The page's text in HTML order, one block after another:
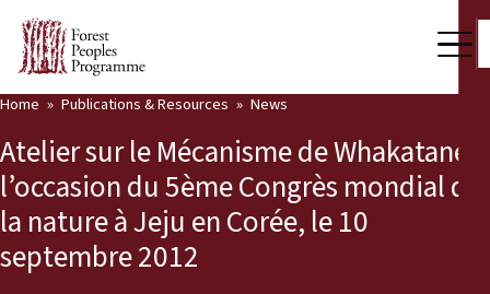
Our Work
Community Voices
Partners & Countries
Latest News
Home Publications & Resources News
Atelier sur le Mécanisme de Whakatane à
l’occasion du 5ème Congrès mondial de
la nature à Jeju en Corée, le 10
septembre 2012